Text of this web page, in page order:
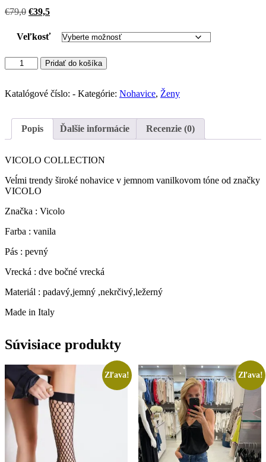
€79,0 Pôvodná
bola:
€79,0.
€39,5Aktuálna
je:
€39,5.
Veľkosť
množstvo
VICOLO
široké
VANILA)
Pridať do košíka
Katalógové číslo: - Kategórie: Nohavice, Ženy
Popis Ďalšie informácie Recenzie (0)
VICOLO COLLECTION
Veĺmi trendy široké nohavice v jemnom vanilkovom tóne od značky
VICOLO
Značka : Vicolo
Farba : vanila
Pás : pevný
Vrecká : dve bočné vrecká
Materiál : padavý,jemný ,nekrčivý,ležerný
Made in Italy
Súvisiace produkty
Zľava! Zľava!